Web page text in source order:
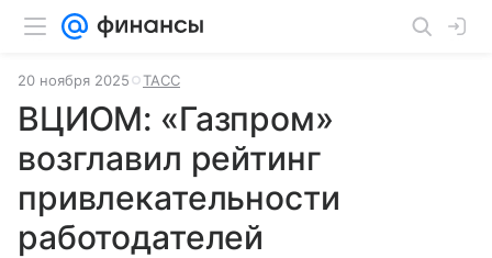
20 ноября 2025 ТАСС
ВЦИОМ: «Газпром»
возглавил рейтинг
привлекательности
работодателей